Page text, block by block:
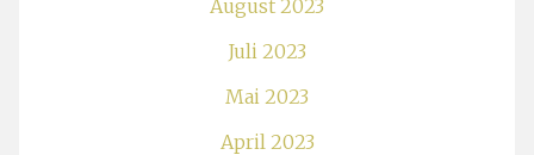
August 2023
Juli 2023
Mai 2023
April 2023